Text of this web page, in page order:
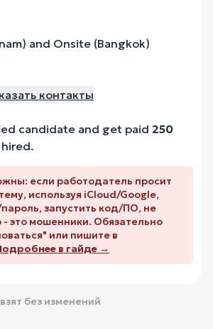
and Onsite (Bangkok)
контакты
candidate and get paid 250
если работодатель просит
используя iCloud/Google,
запустить код/ПО, не
- это мошенники. Обязательно
или пишите в
в гайде →
без изменений